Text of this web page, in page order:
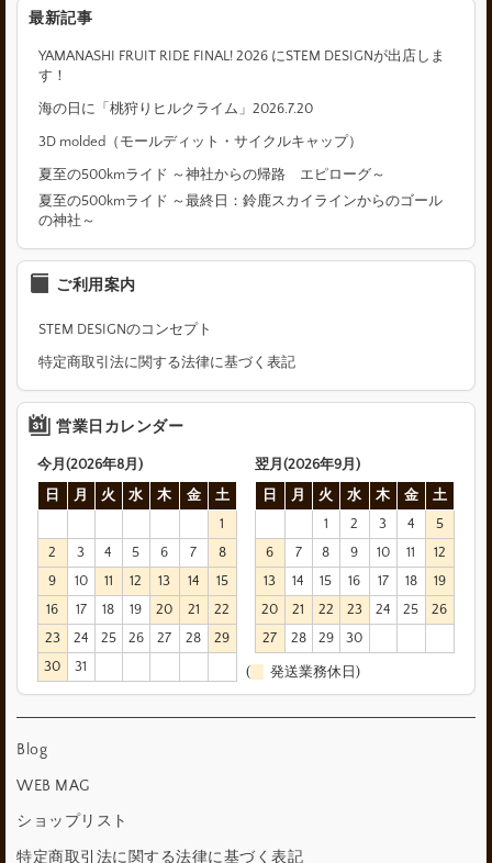
最新記事
YAMANASHI FRUIT RIDE FINAL! 2026 にSTEM DESIGNが出店しま
す！
海の日に「桃狩りヒルクライム」2026.7.20
3D molded（モールディット・サイクルキャップ）
夏至の500kmライド ～神社からの帰路 エピローグ～
夏至の500kmライド ～最終日：鈴鹿スカイラインからのゴール
の神社～
ご利用案内
STEM DESIGNのコンセプト
特定商取引法に関する法律に基づく表記
営業日カレンダー
今月(2026年8月)
日
月 火 水 木 金
土
1
2
3 4 5 6 7
8
9
10 11 12 13 14
15
16
17 18 19 20 21
22
23
24 25 26 27 28
29
30
31
翌月(2026年9月)
日
月 火 水 木 金
土
1
2 3 4
5
6
7 8 9 10 11
12
13
14 15 16 17 18
19
20
21 22 23 24 25
26
27
28 29 30
( 発送業務休日)
Blog
WEB MAG
ショップリスト
特定商取引法に関する法律に基づく表記